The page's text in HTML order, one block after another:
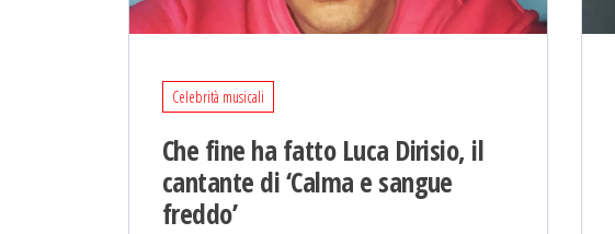
Celebrità musicali
Che fine ha fatto Luca Dirisio, il
cantante di ‘Calma e sangue
freddo’